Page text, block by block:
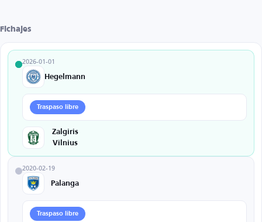
Fichajes
2026-01-01
Hegelmann
Traspaso libre
Zalgiris
Vilnius
2020-02-19
Palanga
Traspaso libre